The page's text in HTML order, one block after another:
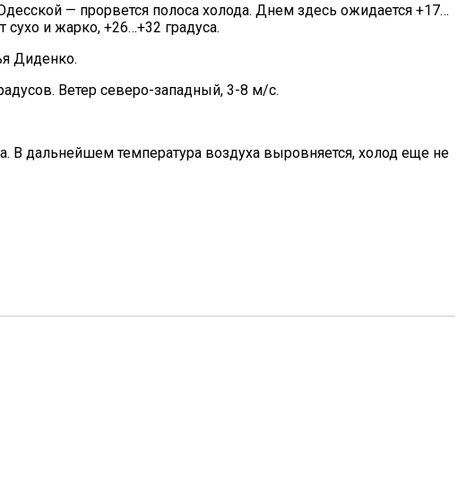
— прорвется полоса холода. Днем здесь ожидается +17…
и жарко, +26…+32 градуса.
Диденко.
Ветер северо-западный, 3-8 м/с.
В дальнейшем температура воздуха выровняется, холод еще не